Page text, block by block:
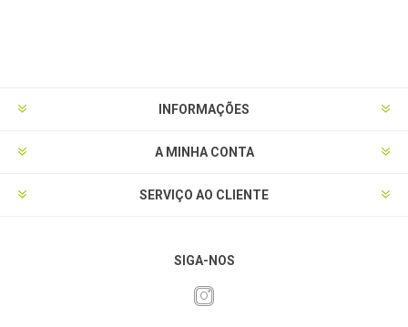
INFORMAÇÕES
A MINHA CONTA
SERVIÇO AO CLIENTE
SIGA-NOS